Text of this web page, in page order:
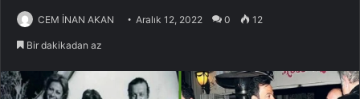
CEM İNAN AKAN Aralık 12, 2022 0 12
Bir dakikadan az